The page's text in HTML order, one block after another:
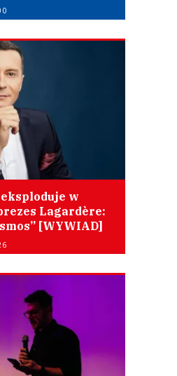
w
Lagardère:
[WYWIAD]